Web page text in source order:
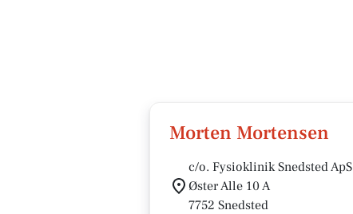
Morten Mortensen
c/o. Fysioklinik Snedsted ApS
Øster Alle 10 A
7752 Snedsted